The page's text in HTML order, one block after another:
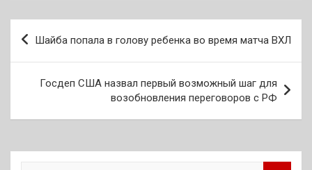
Навигация
по
Шайба попала в голову ребенка во время матча ВХЛ
Госдеп США назвал первый возможный шаг для
возобновления переговоров с РФ